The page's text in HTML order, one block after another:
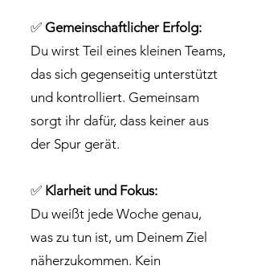
✅ Gemeinschaftlicher Erfolg:
Du wirst Teil eines kleinen Teams,
das sich gegenseitig unterstützt
und kontrolliert. Gemeinsam
sorgt ihr dafür, dass keiner aus
der Spur gerät.
✅ Klarheit und Fokus:
Du weißt jede Woche genau,
was zu tun ist, um Deinem Ziel
näherzukommen. Kein